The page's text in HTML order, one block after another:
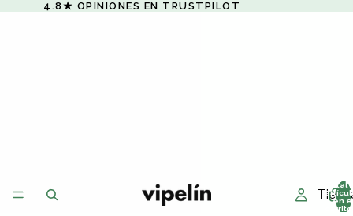
4.8★ OPINIONES EN TRUSTPILOT
Total
en